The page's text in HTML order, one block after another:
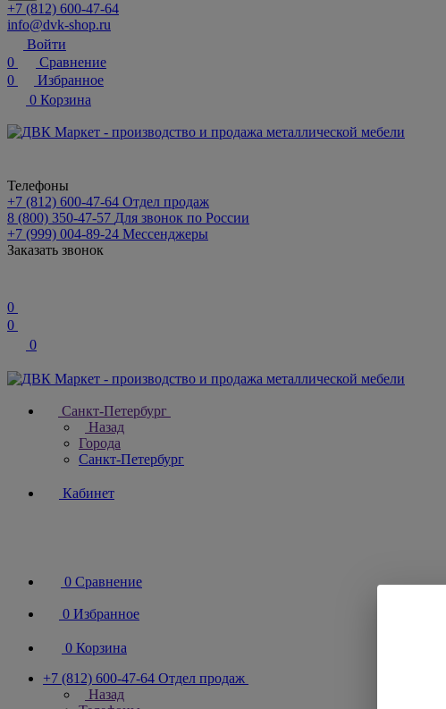
+7 (812) 600-47-64
info@dvk-shop.ru
Войти
0
Сравнение
0
Избранное
0 Корзина
Телефоны
+7 (812) 600-47-64 Отдел продаж
8 (800) 350-47-57 Для звонок по России
+7 (999) 004-89-24 Мессенджеры
Заказать звонок
0
0
0
Санкт-Петербург
Назад
Города
Санкт-Петербург
Кабинет
0 Сравнение
0 Избранное
0 Корзина
+7 (812) 600-47-64 Отдел продаж
Назад